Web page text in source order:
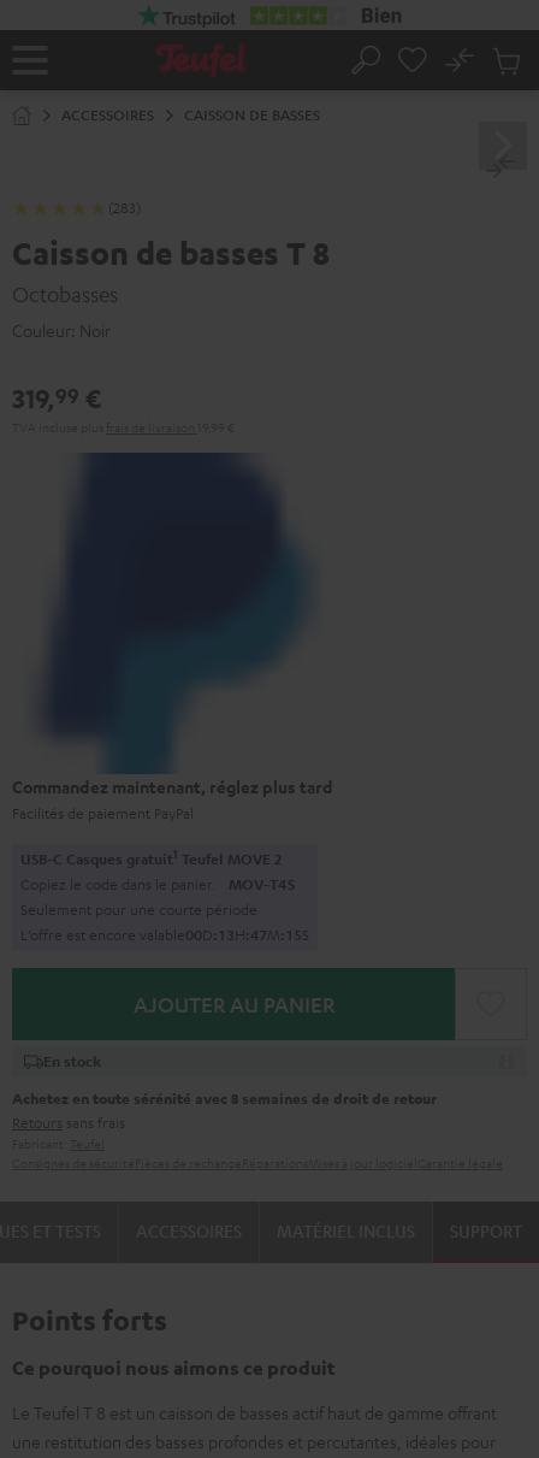
Page
Rechercher
No
ACCESSOIRES CAISSON DE BASSES
(283)
Caisson de basses T 8
Octobasses
Couleur: Noir
319,99 €
Commandez maintenant, réglez plus tard
Facilités de paiement PayPal
USB-C Casques gratuit1 Teufel MOVE 2
Copiez le code dans le panier. MOV-T4S
Seulement pour une courte période
L’offre est encore valable00D:1 3H:47M:1 4S
AJOUTER AU PANIER
En stock
Achetez en toute sérénité avec 8 semaines de droit de retour
Retours sans frais
SUPPORT
Points forts
Ce pourquoi nous aimons ce produit
Le Teufel T 8 est un caisson de basses actif haut de gamme offrant
une restitution des basses profondes et percutantes, idéales pour